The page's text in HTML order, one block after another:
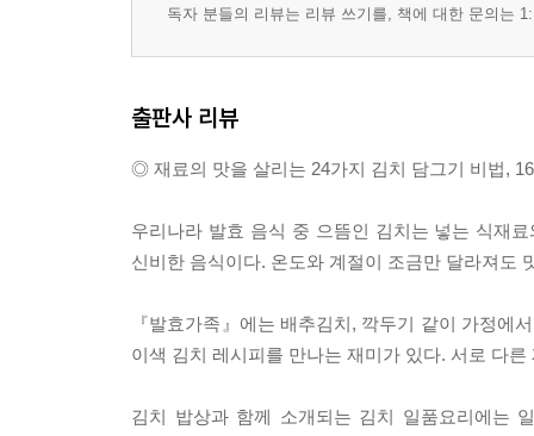
얼큰하게 속 풀려면 김치콩나물국밥
깔끔하고 시원한 백김치보쌈
돼지고기가 듬뿍 들어간 이북식김치찌개
영양과 맛을 함께 살린 쇠고기김치말이찹쌀영양밥
입맛 돋우는 면 요리 열무김치비빔국수
「발효가족」 못다 한 이야기
에필로그
독자 분들의 리뷰는 리뷰 쓰기를, 책에 대한 문의는
출판사 리뷰
◎ 재료의 맛을 살리는 24가지 김치 담그기 비법,
우리나라 발효 음식 중 으뜸인 김치는 넣는 식재
신비한 음식이다. 온도와 계절이 조금만 달라져도
『발효가족』에는 배추김치, 깍두기 같이 가정에
이색 김치 레시피를 만나는 재미가 있다. 서로 다
김치 밥상과 함께 소개되는 김치 일품요리에는